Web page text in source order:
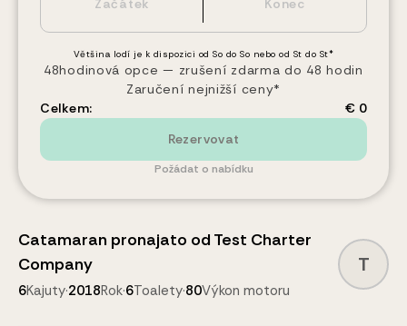
Většina lodí je k dispozici od So do So nebo od St do St*
48hodinová opce — zrušení zdarma do 48 hodin
Zaručení nejnižší ceny*
Celkem:
€ 0
Rezervovat
Požádat o nabídku
Catamaran pronajato od Test Charter
Company
6Kajuty·2018Rok·6Toalety·80Výkon motoru
T